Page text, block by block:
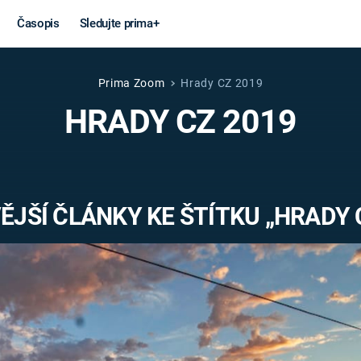
Časopis Sledujte prima+
Věda a
technika
MARS
Války
VÁLEČNÉ
Záhady a
Prima Zoom Hrady CZ 2019
HRADY CZ 2019
ČLÁNKY KE ŠTÍTKU „HRADY